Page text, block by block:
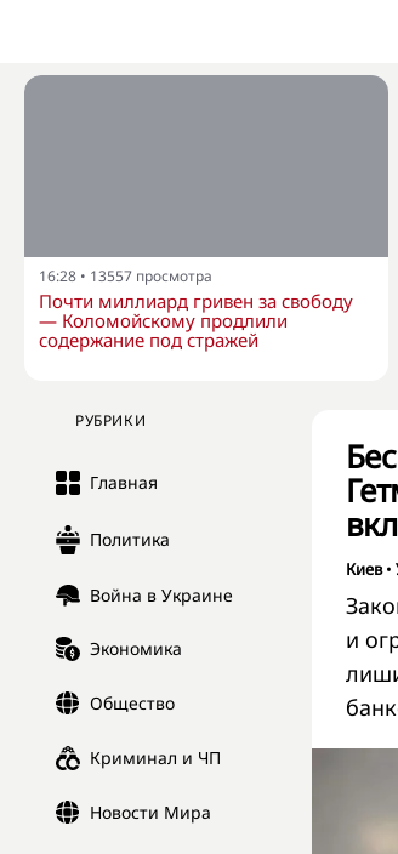
16:28 • 13557 просмотра
Почти миллиард гривен за свободу
— Коломойскому продлили
содержание под стражей
РУБРИКИ
Главная
Политика
Война в Украине
Экономика
Общество
Криминал и ЧП
Новости Мира
Киев•
и